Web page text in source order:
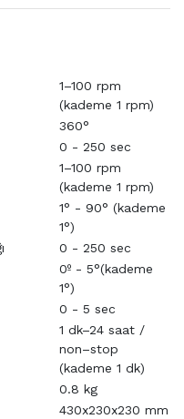
1–100 rpm
(kademe 1 rpm)
360°
0 - 250 sec
1–100 rpm
(kademe 1 rpm)
1° - 90° (kademe
1°)
0 - 250 sec
0º - 5°(kademe
1°)
0 - 5 sec
1 dk–24 saat /
non–stop
(kademe 1 dk)
0.8 kg
430x230x230 mm